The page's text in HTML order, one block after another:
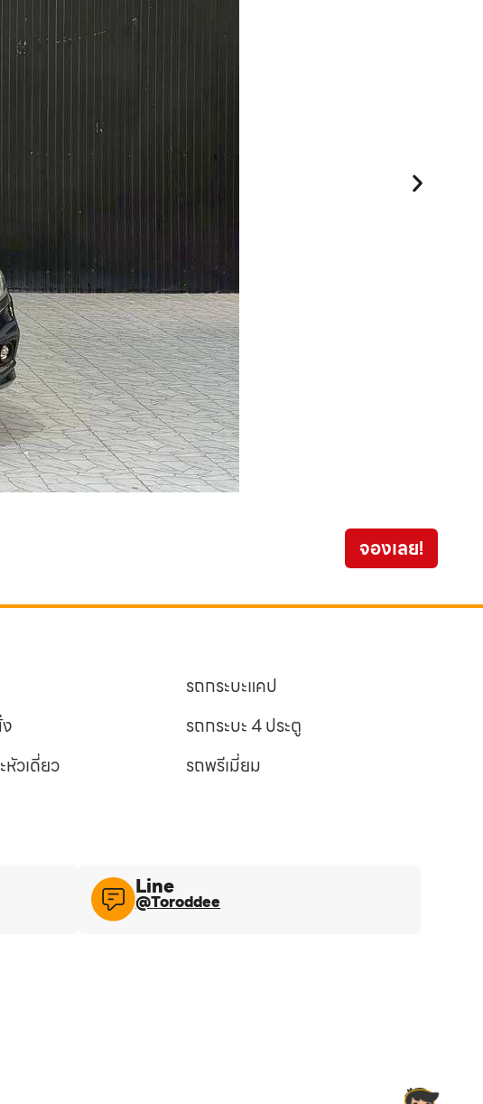
จองเลย!
หัวเดี่ยว
รถกระบะแคป
รถกระบะ 4 ประตู
รถพรีเมี่ยม
Line​
@Toroddee​